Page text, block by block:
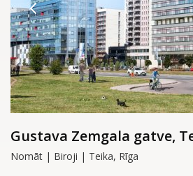
Gustava Zemgala gatve,
Nomāt | Biroji | Teika, Rīga